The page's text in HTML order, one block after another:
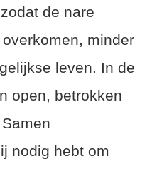
de nare
minder
leven. In de
open, betrokken
nodig hebt om